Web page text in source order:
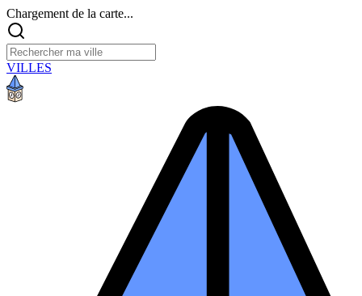
Chargement de la carte...
VILLES